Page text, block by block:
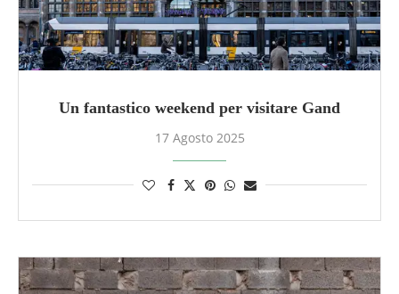
Un fantastico weekend per visitare Gand
17 Agosto 2025